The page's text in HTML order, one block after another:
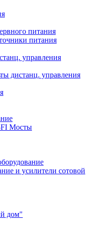
питания
питания
управления
дистанц. управления
FI Мосты
и усилители сотовой
дом"